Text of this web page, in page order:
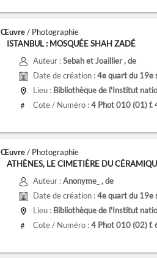
Œuvre/ Photographie
ISTANBUL : MOSQUÉE SHAH ZADÉ
Auteur :Sebah et Joaillier, de
Date de création :4e quart du 19e
Lieu : Bibliothèque de l'Institut national
# Cote / Numéro :4 Phot 010 (01) f.
Œuvre/ Photographie
ATHÈNES, LE CIMETIÈRE DU
Auteur :Anonyme_ , de
Date de création :4e quart du 19e
Lieu : Bibliothèque de l'Institut national
# Cote / Numéro :4 Phot 010 (02) f.